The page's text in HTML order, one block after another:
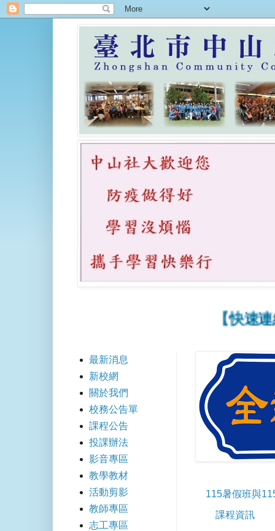
【快速連結
115暑假班與
課程資訊
最新消息
新校網
關於我們
校務公告單
課程公告
投課辦法
影音專區
教學教材
活動剪影
教師專區
志工專區